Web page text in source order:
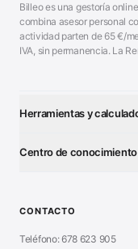
Billeo es una gestoría
combina asesor personal
actividad parten de 65€/
IVA, sin permanencia. La
Herramientas y
Generador Nóminas
■ Generador Presupuestos
Centro de conocimiento
■Alta Autónomo Paso a
Declaración Renta 2026
CONTACTO
Teléfono: 678 623 905